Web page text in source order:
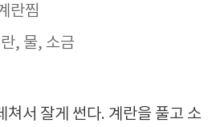
란찜
, 물, 소금
쳐서 잘게 썬다. 계란을 풀고 소